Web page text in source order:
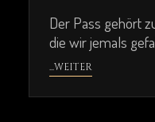
Der Pass gehört
die wir jemals
...WEITER